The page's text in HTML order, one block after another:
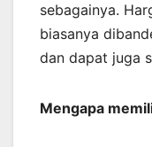
sebagainya.
biasanya
dan dapat juga
Mengapa